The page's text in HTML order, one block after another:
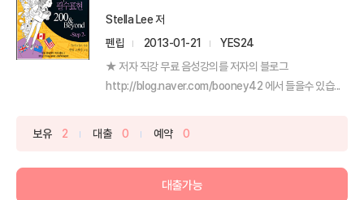
Stella Lee 저
펜립
2013-01-21
YES24
★ 저자 직강 무료 음성강의를 저자의 블로그
http://blog.naver.com/booney42 에서 들을수 있습...
보유 2 대출 0 예약 0
대출가능